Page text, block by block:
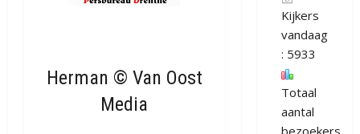
Herman © Van Oost
Media
Kijkers
vandaag
: 5933
Totaal
aantal
bezoekers